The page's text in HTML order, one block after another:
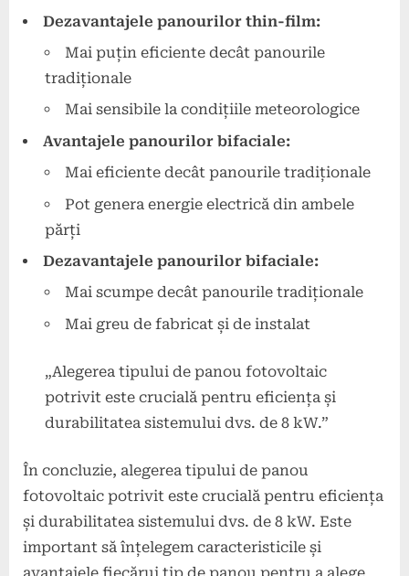
Dezavantajele panourilor thin-film:
Mai puțin eficiente decât panourile
tradiționale
Mai sensibile la condițiile meteorologice
Avantajele panourilor bifaciale:
Mai eficiente decât panourile tradiționale
Pot genera energie electrică din ambele
părți
Dezavantajele panourilor bifaciale:
Mai scumpe decât panourile tradiționale
Mai greu de fabricat și de instalat
„Alegerea tipului de panou fotovoltaic
potrivit este crucială pentru eficiența și
durabilitatea sistemului dvs. de 8 kW.”
În concluzie, alegerea tipului de panou
fotovoltaic potrivit este crucială pentru eficiența
și durabilitatea sistemului dvs. de 8 kW. Este
important să înțelegem caracteristicile și